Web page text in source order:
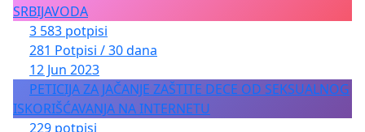
SRBIJAVODA
3 583 potpisi
281 Potpisi / 30 dana
12 Jun 2023
PETICIJA ZA JAČANJE ZAŠTITE DECE OD SEKSUALNOG
ISKORIŠĆAVANJA NA INTERNETU
229 potpisi